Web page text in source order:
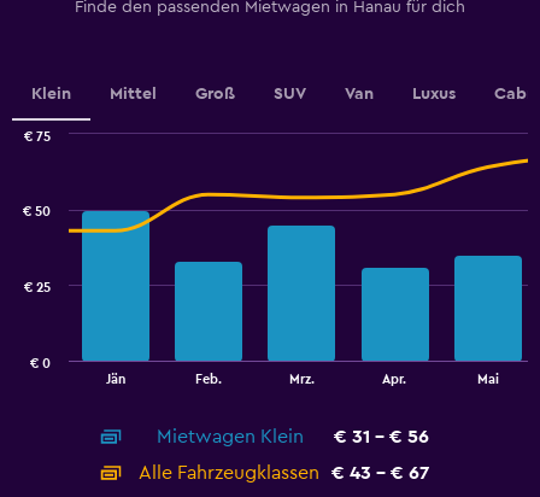
Range:
0
to
Finde den passenden Mietwagen in Hanau für dich
Klein Mittel Groß SUV Van Luxus
displaying
categories.
Jän Feb. Mrz. Apr. Mai
€ 0
€ 25
€ 50
€ 75
End
Mietwagen Klein
€ 31 - € 56
Alle Fahrzeugklassen
€ 43 - € 67